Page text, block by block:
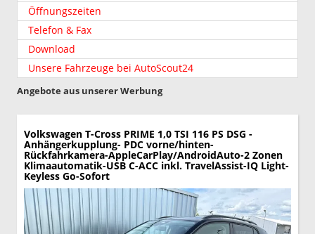
Öffnungszeiten
Telefon & Fax
Download
Unsere Fahrzeuge bei AutoScout24
Angebote aus unserer Werbung
Volkswagen T-Cross PRIME 1,0 TSI 116 PS DSG -
Anhängerkupplung- PDC vorne/hinten-
Rückfahrkamera-AppleCarPlay/AndroidAuto-2 Zonen
Klimaautomatik-USB C-ACC inkl. TravelAssist-IQ Light-
Keyless Go-Sofort